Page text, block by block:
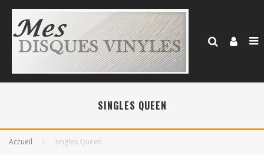
SINGLES QUEEN
Accueil singles Queen